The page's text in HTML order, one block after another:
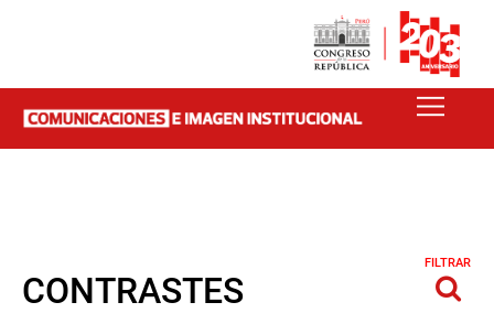
CONTRASTES
FILTRAR